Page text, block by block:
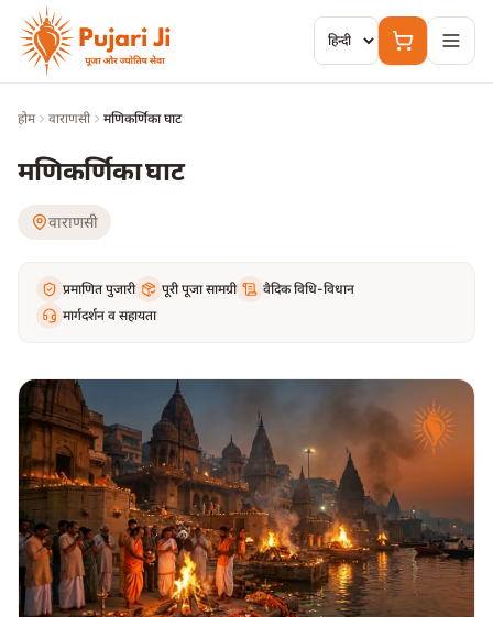
मुख्य सामग्री पर जाएं
होम वाराणसी मणिकर्णिका घाट
मणिकर्णिका घाट
वाराणसी
प्रमाणित पुजारी पूरी पूजा सामग्री
वैदिक विधि-विधान
मार्गदर्शन व सहायता